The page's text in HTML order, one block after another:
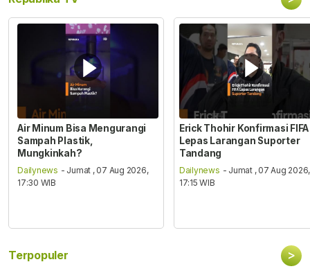
Air Minum Bisa Mengurangi
Sampah Plastik,
Mungkinkah?
Dailynews - Jumat , 07 Aug 2026,
17:30 WIB
Erick Thohir Konfirmasi FIFA
Lepas Larangan Suporter
Tandang
Dailynews - Jumat , 07 Aug 2026,
17:15 WIB
Terpopuler >